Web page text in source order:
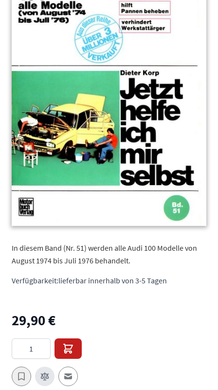
In diesem Band (Nr. 51) werden alle Audi 100 Modelle von
August 1974 bis Juli 1976 behandelt.
Verfügbarkeit:lieferbar innerhalb von 3-5 Tagen
29,90 €
E-Mail an einen Freund